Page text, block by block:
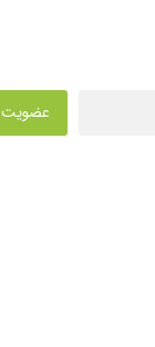
عضویت